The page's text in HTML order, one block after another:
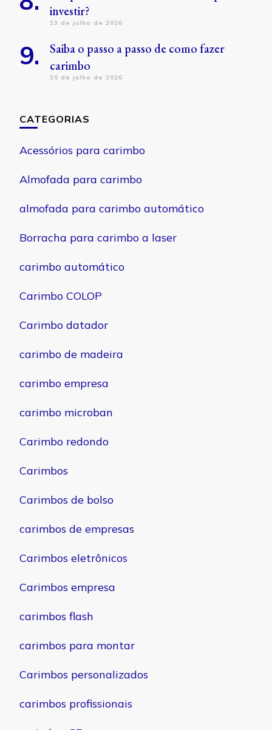
investir?
13 de julho de 2026
Saiba o passo a passo de como fazer
carimbo
10 de julho de 2026
CATEGORIAS
Acessórios para carimbo
Almofada para carimbo
almofada para carimbo automático
Borracha para carimbo a laser
carimbo automático
Carimbo COLOP
Carimbo datador
carimbo de madeira
carimbo empresa
carimbo microban
Carimbo redondo
Carimbos
Carimbos de bolso
carimbos de empresas
Carimbos eletrônicos
Carimbos empresa
carimbos flash
carimbos para montar
Carimbos personalizados
carimbos profissionais